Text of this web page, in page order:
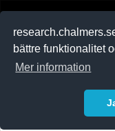
bättre funktionalitet
Mer information